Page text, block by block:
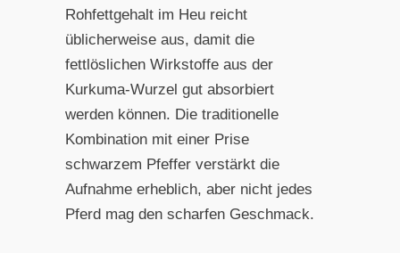
Rohfettgehalt im Heu reicht
üblicherweise aus, damit die
fettlöslichen Wirkstoffe aus der
Kurkuma-Wurzel gut absorbiert
werden können. Die traditionelle
Kombination mit einer Prise
schwarzem Pfeffer verstärkt die
Aufnahme erheblich, aber nicht jedes
Pferd mag den scharfen Geschmack.